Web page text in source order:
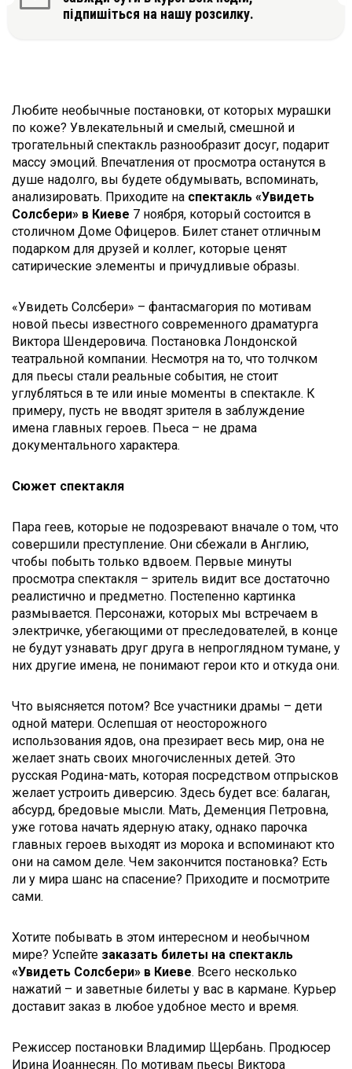
підпишіться на нашу розсилку.
Любите необычные постановки, от которых мурашки
по коже? Увлекательный и смелый, смешной и
трогательный спектакль разнообразит досуг, подарит
массу эмоций. Впечатления от просмотра останутся в
душе надолго, вы будете обдумывать, вспоминать,
анализировать. Приходите на спектакль «Увидеть
Солсбери» в Киеве 7 ноября, который состоится в
столичном Доме Офицеров. Билет станет отличным
подарком для друзей и коллег, которые ценят
сатирические элементы и причудливые образы.
«Увидеть Солсбери» – фантасмагория по мотивам
новой пьесы известного современного драматурга
Виктора Шендеровича. Постановка Лондонской
театральной компании. Несмотря на то, что толчком
для пьесы стали реальные события, не стоит
углубляться в те или иные моменты в спектакле. К
примеру, пусть не вводят зрителя в заблуждение
имена главных героев. Пьеса – не драма
документального характера.
Сюжет спектакля
Пара геев, которые не подозревают вначале о том, что
совершили преступление. Они сбежали в Англию,
чтобы побыть только вдвоем. Первые минуты
просмотра спектакля – зритель видит все достаточно
реалистично и предметно. Постепенно картинка
размывается. Персонажи, которых мы встречаем в
электричке, убегающими от преследователей, в конце
не будут узнавать друг друга в непроглядном тумане, у
них другие имена, не понимают герои кто и откуда они.
Что выясняется потом? Все участники драмы – дети
одной матери. Ослепшая от неосторожного
использования ядов, она презирает весь мир, она не
желает знать своих многочисленных детей. Это
русская Родина-мать, которая посредством отпрысков
желает устроить диверсию. Здесь будет все: балаган,
абсурд, бредовые мысли. Мать, Деменция Петровна,
уже готова начать ядерную атаку, однако парочка
главных героев выходят из морока и вспоминают кто
они на самом деле. Чем закончится постановка? Есть
ли у мира шанс на спасение? Приходите и посмотрите
сами.
Хотите побывать в этом интересном и необычном
мире? Успейте заказать билеты на спектакль
«Увидеть Солсбери» в Киеве. Всего несколько
нажатий – и заветные билеты у вас в кармане. Курьер
доставит заказ в любое удобное место и время.
Режиссер постановки Владимир Щербань. Продюсер
Ирина Иоаннесян. По мотивам пьесы Виктора